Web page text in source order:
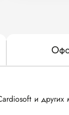
и других